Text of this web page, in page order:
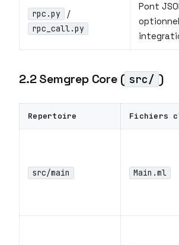
rpc.py /
rpc_call.py
Pont
2.2 Semgrep Core ( src/ )
Repertoire Fichiers
src/main Main.ml